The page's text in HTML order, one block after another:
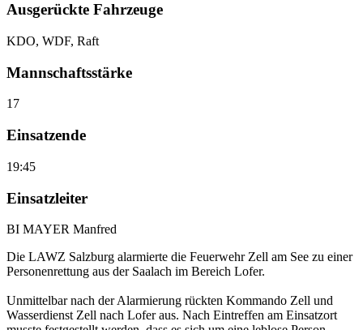
Ausgerückte Fahrzeuge
KDO, WDF, Raft
Mannschaftsstärke
17
Einsatzende
19:45
Einsatzleiter
BI MAYER Manfred
Die LAWZ Salzburg alarmierte die Feuerwehr Zell am See zu einer
Personenrettung aus der Saalach im Bereich Lofer.
Unmittelbar nach der Alarmierung rückten Kommando Zell und
Wasserdienst Zell nach Lofer aus. Nach Eintreffen am Einsatzort